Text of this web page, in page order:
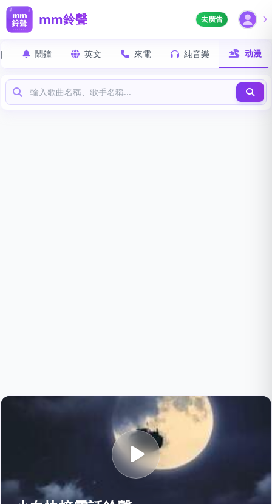
mm鈴聲 去廣告
鬧鐘 英文 來電 純音樂 动漫